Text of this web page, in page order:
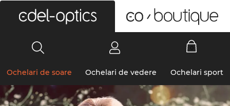
Ochelari de soare Ochelari de vedere Ochelari sport